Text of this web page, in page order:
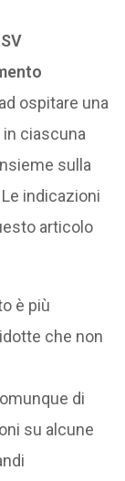
ospitare una
ciascuna
sulla
indicazioni
articolo
è più
che non
di
su alcune